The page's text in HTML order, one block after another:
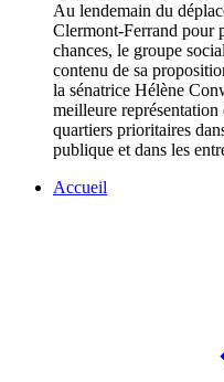
Au lendemain du
Clermont-Ferrand pour
chances, le groupe
contenu de sa
la sénatrice Hélène
meilleure représentation
quartiers prioritaires
publique et dans les
Accueil